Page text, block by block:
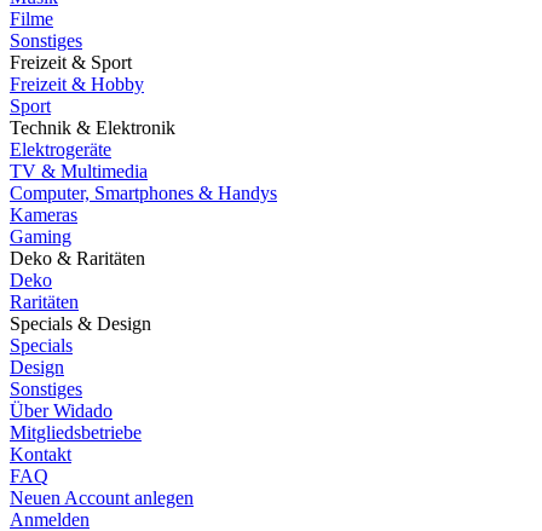
Filme
Sonstiges
Freizeit & Sport
Freizeit & Hobby
Sport
Technik & Elektronik
Elektrogeräte
TV & Multimedia
Computer, Smartphones & Handys
Kameras
Gaming
Deko & Raritäten
Deko
Raritäten
Specials & Design
Specials
Design
Sonstiges
Über Widado
Mitgliedsbetriebe
Kontakt
FAQ
Neuen Account anlegen
Anmelden